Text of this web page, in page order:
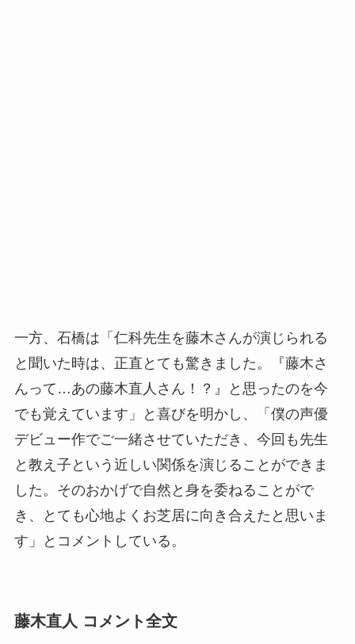
一方、石橋は「仁科先生を藤木さんが演じられる
と聞いた時は、正直とても驚きました。『藤木さ
んって…あの藤木直人さん！？』と思ったのを今
でも覚えています」と喜びを明かし、「僕の声優
デビュー作でご一緒させていただき、今回も先生
と教え子という近しい関係を演じることができま
した。そのおかげで自然と身を委ねることがで
き、とても心地よくお芝居に向き合えたと思いま
す」とコメントしている。
藤木直人 コメント全文